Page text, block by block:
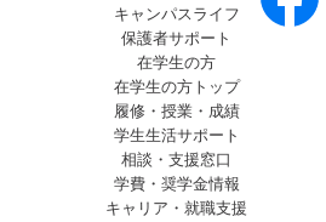
キャンパスライフ
保護者サポート
在学生の方
在学生の方トップ
履修・授業・成績
学生生活サポート
相談・支援窓口
学費・奨学金情報
キャリア・就職支援